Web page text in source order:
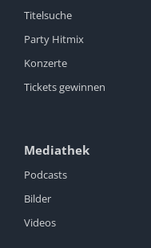
Titelsuche
Party Hitmix
Konzerte
Tickets gewinnen
Mediathek
Podcasts
Bilder
Videos